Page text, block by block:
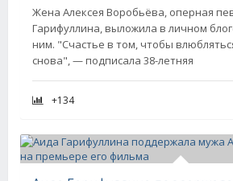
Жена Алексея Воробьёва, оперная
Гарифуллина, выложила в личном
ним. "Счастье в том, чтобы
снова", — подписала 38-летняя
+134